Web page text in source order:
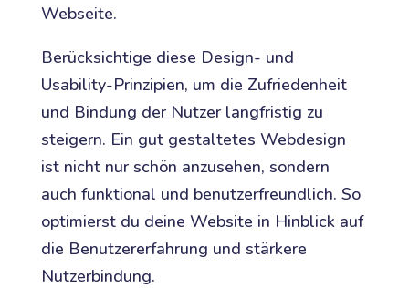
Webseite.
Berücksichtige diese Design- und
Usability-Prinzipien, um die Zufriedenheit
und Bindung der Nutzer langfristig zu
steigern. Ein gut gestaltetes Webdesign
ist nicht nur schön anzusehen, sondern
auch funktional und benutzerfreundlich. So
optimierst du deine Website in Hinblick auf
die Benutzererfahrung und stärkere
Nutzerbindung.